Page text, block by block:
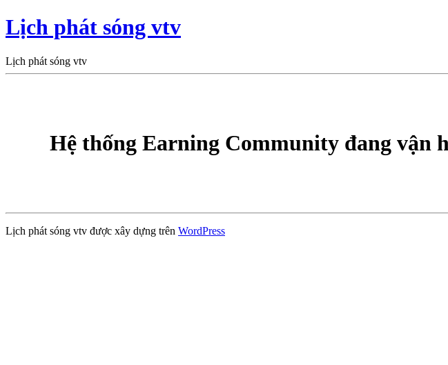
Lịch phát sóng vtv
Lịch phát sóng vtv
Hệ thống Earning Community đang vận
Lịch phát sóng vtv được xây dựng trên WordPress